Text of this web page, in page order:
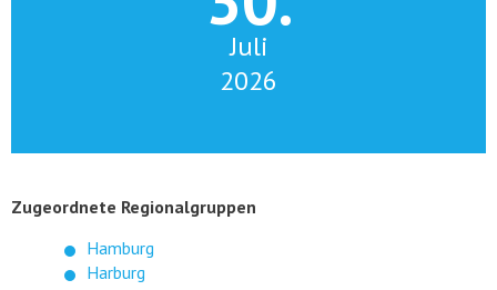
Juli
2026
Zugeordnete Regionalgruppen
Hamburg
Harburg